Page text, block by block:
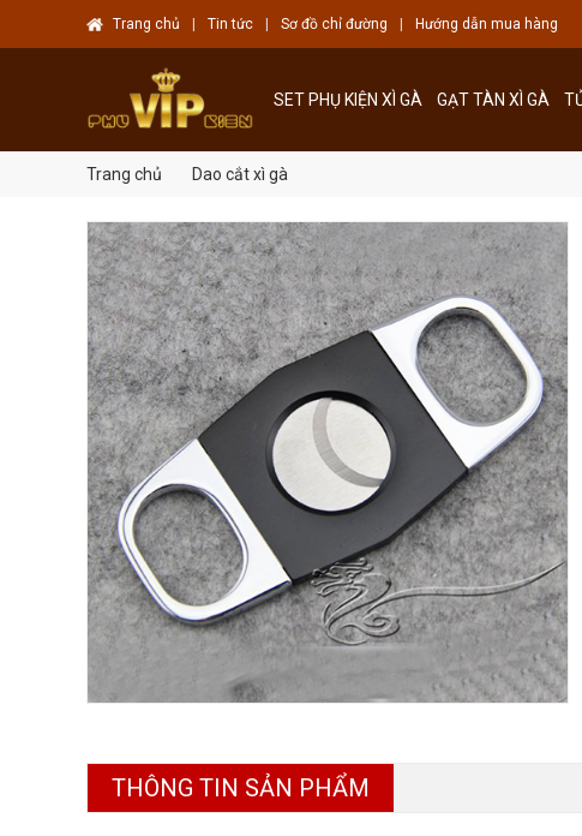
SET PHỤ KIỆN XÌ GÀ GẠT TÀN XÌ GÀ
Trang chủ Dao cắt xì gà
THÔNG TIN SẢN PHẨM
Trang chủ Tin tức Sơ đồ chỉ đường Hướng dẫn mua hàng